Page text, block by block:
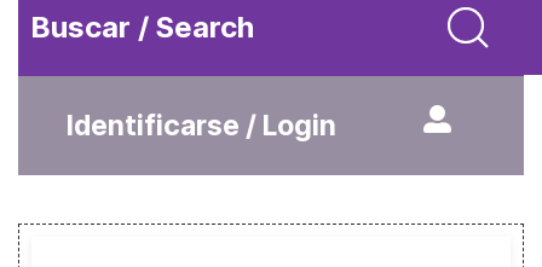
Buscar / Search
Identificarse / Login